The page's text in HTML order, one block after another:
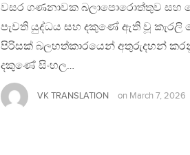
වසර ගණනාවක බලාපොරොත්තුව සහ
පැවති යුද්ධය සහ දකුණේ ඇති වූ කැරලි
පිරිසක් බලහත්කාරයෙන් අතුරුදහන්
දකුණේ සිංහල…
VK TRANSLATION on March 7, 2026